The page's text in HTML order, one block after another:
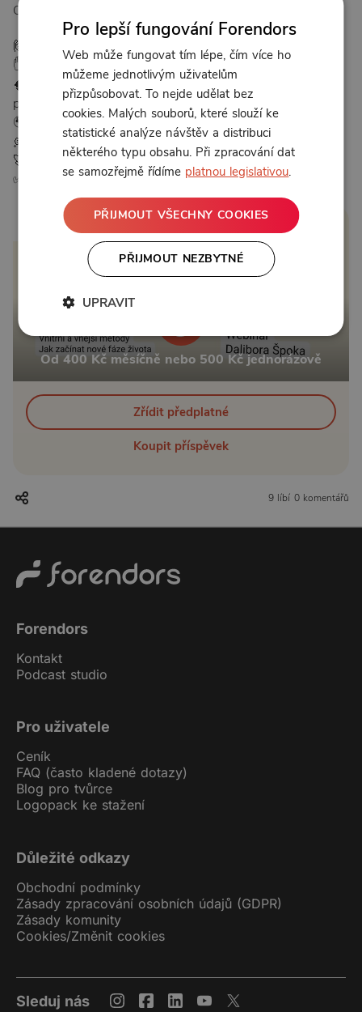
OBSAH WEBINÁŘE
🙋🏻 1. Proč je nutné ukončovat
✋ 2. Co je to ukončení
🧠 3. Jak ukončovat uvnitř – emoce, myšlenky a vlastní
příběh
🌍 4. Jak ukončovat navenek – čas, rituály, místa a vztahy
💭 5. Očekávání a přístup
🚀 6. Jak začínat
✅ 7. Společné tipy
2:00:38
Od 400 Kč měsíčně nebo 500 Kč jednorázově
Zřídit předplatné
Koupit příspěvek
9 líbí 0 komentářů
Forendors
Kontakt
Podcast studio
Pro uživatele
Ceník
FAQ (často kladené dotazy)
Blog pro tvůrce
Logopack ke stažení
Důležité odkazy
Obchodní podmínky
Zásady zpracování osobních údajů (GDPR)
Zásady komunity
Cookies/Změnit cookies
Sleduj nás
Pro lepší fungování Forendors
Web může fungovat tím lépe, čím více ho
můžeme jednotlivým uživatelům
přizpůsobovat. To nejde udělat bez
cookies. Malých souborů, které slouží ke
statistické analýze návštěv a distribuci
některého typu obsahu. Při zpracování dat
se samozřejmě řídíme platnou legislativou.
PŘIJMOUT VŠECHNY COOKIES
PŘIJMOUT NEZBYTNÉ
UPRAVIT